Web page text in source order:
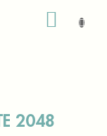
2048